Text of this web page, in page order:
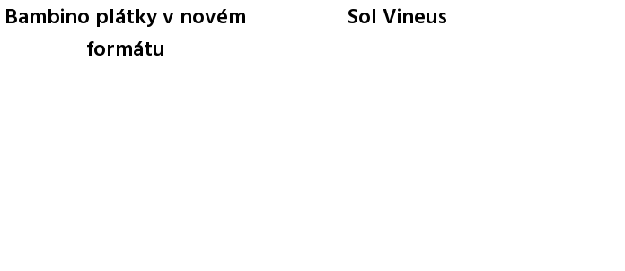
Bambino plátky v novém
formátu
Sol Vineus